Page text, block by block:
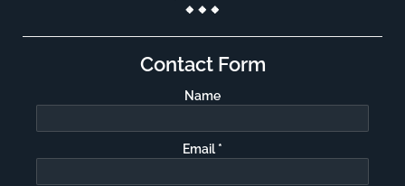
🔸🔸🔸
Contact Form
Name
Email *